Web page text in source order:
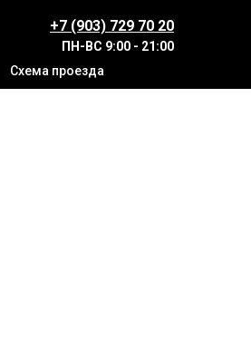
+7 (903) 729 70 20
ПН-ВС 9:00 - 21:00
Схема проезда